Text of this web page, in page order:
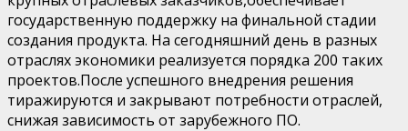
государственную поддержку на финальной стадии
создания продукта. На сегодняшний день в разных
отраслях экономики реализуется порядка 200 таких
проектов.После успешного внедрения решения
тиражируются и закрывают потребности отраслей,
снижая зависимость от зарубежного ПО.